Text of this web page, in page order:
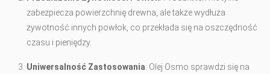
zabezpiecza powierzchnię drewna, ale także wydłuża
żywotność innych powłok, co przekłada się na oszczędność
czasu i pieniędzy.
Uniwersalność Zastosowania: Olej Osmo sprawdzi się na